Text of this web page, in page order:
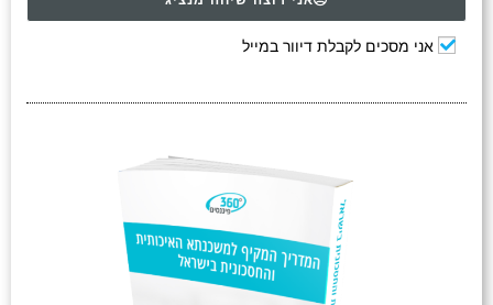
אני מסכים לקבלת דיוור במייל